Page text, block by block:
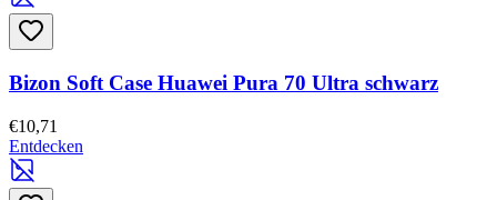
Bizon Soft Case Huawei Pura 70 Ultra schwarz
€10,71
Entdecken